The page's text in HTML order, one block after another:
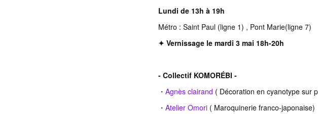
Lundi de 13h à 19h
Métro : Saint Paul (ligne 1) , Pont Marie(ligne 7)
✦ Vernissage le mardi 3 mai 18h-20h
- Collectif KOMORÉBI -
・ Agnès clairand ( Décoration en cyanotype sur
・ Atelier Omori ( Maroquinerie franco-japonaise)